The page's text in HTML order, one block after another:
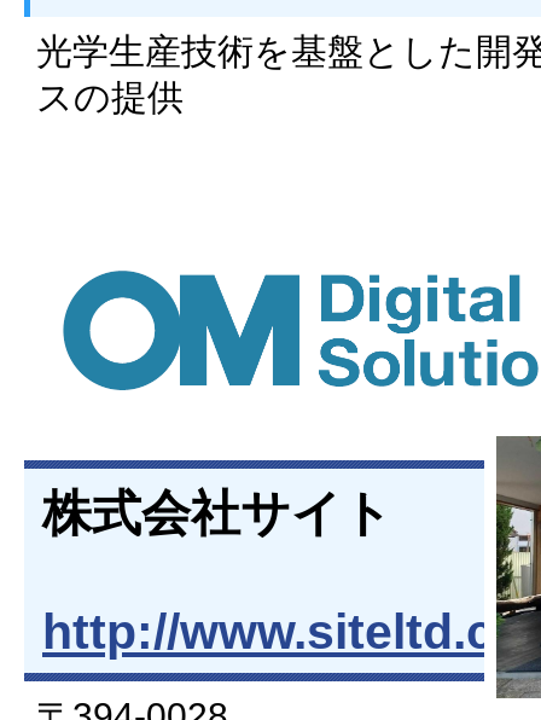
光学生産技術を基盤とした開
スの提供
株式会社サイト
http://